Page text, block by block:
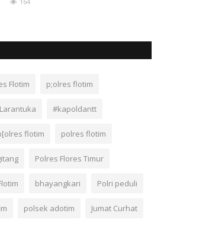
Flotim p;olres flotim
#kapoldantt
flotim polres flotim
Polres Flores Timur
bhayangkari Polri peduli
polsek adotim Jumat Curhat